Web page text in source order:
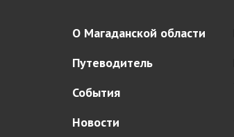
О Магаданской области
Путеводитель
События
Новости